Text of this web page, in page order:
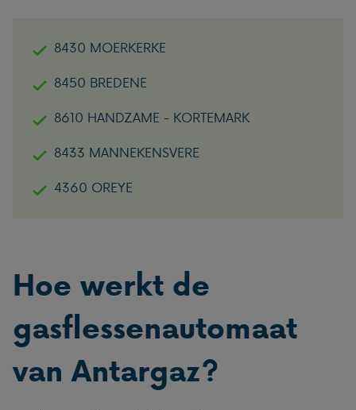
8430 MOERKERKE
8450 BREDENE
8610 HANDZAME - KORTEMARK
8433 MANNEKENSVERE
4360 OREYE
Hoe werkt de
gasflessenautomaat
van Antargaz?